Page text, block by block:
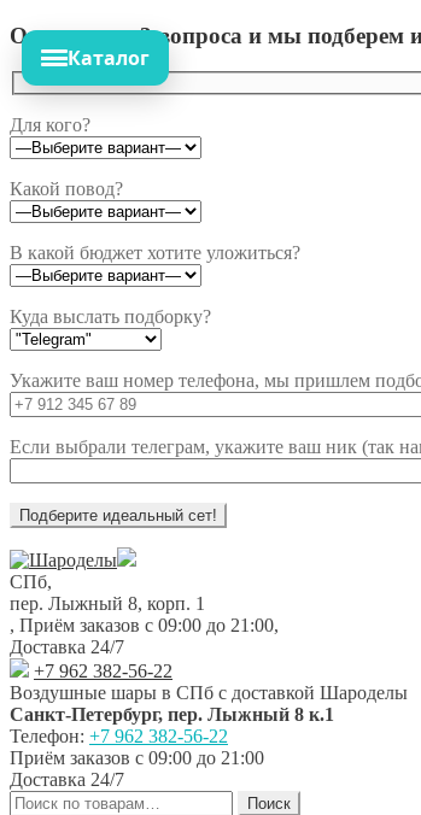
Ответьте на 3 вопроса и мы подберем
Для кого?
Какой повод?
В какой бюджет хотите уложиться?
Куда выслать подборку?
Укажите ваш номер телефона, мы пришлем
Если выбрали телеграм, укажите ваш ник (так
Перейти
к
навигации
Перейти
к
содержимому
СПб,
пер. Лыжный 8, корп. 1
, Приём заказов с 09:00 до 21:00,
Доставка 24/7
+7 962 382-56-22
Воздушные шары в СПб с доставкой Шароделы
Санкт-Петербург, пер. Лыжный 8 к.1
Телефон: +7 962 382-56-22
Приём заказов с 09:00 до 21:00
Доставка 24/7
Искать:
Поиск
Каталог